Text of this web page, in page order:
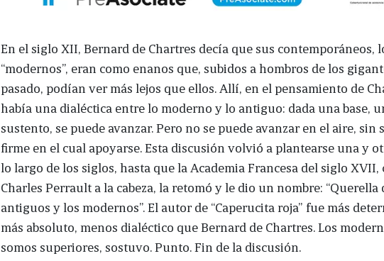
En el siglo XII, Bernard de Chartres decía que sus contemporáneos,
“modernos”, eran como enanos que, subidos a hombros de los
pasado, podían ver más lejos que ellos. Allí, en el pensamiento de
había una dialéctica entre lo moderno y lo antiguo: dada una base,
sustento, se puede avanzar. Pero no se puede avanzar en el aire, sin
firme en el cual apoyarse. Esta discusión volvió a plantearse una y
lo largo de los siglos, hasta que la Academia Francesa del siglo XVII,
Charles Perrault a la cabeza, la retomó y le dio un nombre: “Querella
antiguos y los modernos”. El autor de “Caperucita roja” fue más
más absoluto, menos dialéctico que Bernard de Chartres. Los
somos superiores, sostuvo. Punto. Fin de la discusión.